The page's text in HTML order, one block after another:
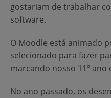
gostariam de trabalhar
software.
O Moodle está animado
selecionado para fazer
marcando nosso 11º
No ano passado, os